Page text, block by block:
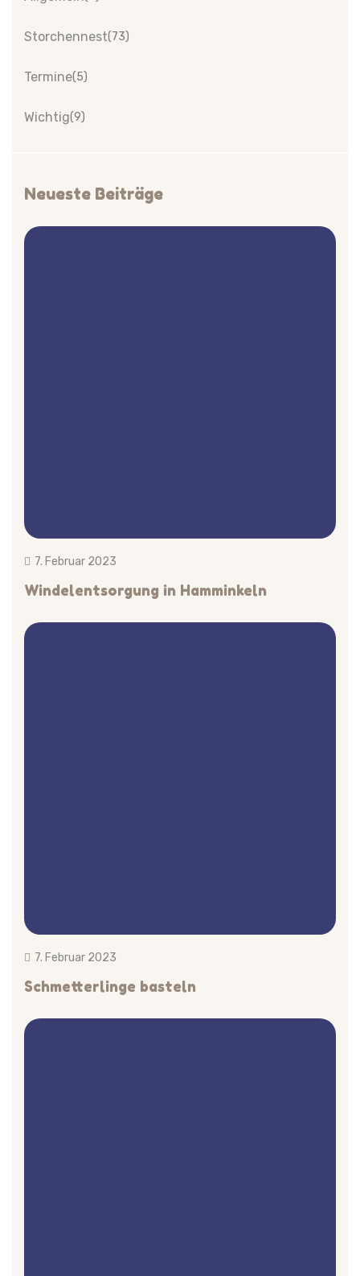
Storchennest(73)
Termine(5)
Wichtig(9)
Neueste Beiträge
7. Februar 2023
Windelentsorgung in Hamminkeln
7. Februar 2023
Schmetterlinge basteln